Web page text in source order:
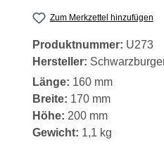
Zum Merkzettel hinzufügen
Produktnummer: U273
Hersteller:
Länge: 160 mm
Breite: 170 mm
Höhe: 200 mm
Gewicht: 1,1 kg